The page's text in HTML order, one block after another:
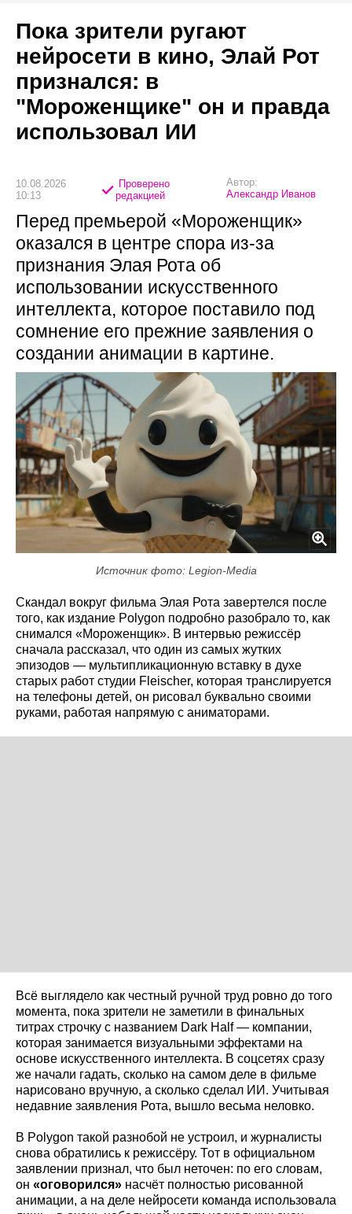
Пока зрители ругают
нейросети в кино, Элай Рот
признался: в
"Мороженщике" он и правда
использовал ИИ
10.08.2026
10:13
Проверено
редакцией
Автор:
Александр Иванов
Перед премьерой «Мороженщик»
оказался в центре спора из-за
признания Элая Рота об
использовании искусственного
интеллекта, которое поставило под
сомнение его прежние заявления о
создании анимации в картине.
Источник фото: Legion-Media
Скандал вокруг фильма Элая Рота завертелся после
того, как издание Polygon подробно разобрало то, как
снимался «Мороженщик». В интервью режиссёр
сначала рассказал, что один из самых жутких
эпизодов — мультипликационную вставку в духе
старых работ студии Fleischer, которая транслируется
на телефоны детей, он рисовал буквально своими
руками, работая напрямую с аниматорами.
Всё выглядело как честный ручной труд ровно до того
момента, пока зрители не заметили в финальных
титрах строчку с названием Dark Half — компании,
которая занимается визуальными эффектами на
основе искусственного интеллекта. В соцсетях сразу
же начали гадать, сколько на самом деле в фильме
нарисовано вручную, а сколько сделал ИИ. Учитывая
недавние заявления Рота, вышло весьма неловко.
В Polygon такой разнобой не устроил, и журналисты
снова обратились к режиссёру. Тот в официальном
заявлении признал, что был неточен: по его словам,
он «оговорился» насчёт полностью рисованной
анимации, а на деле нейросети команда использовала